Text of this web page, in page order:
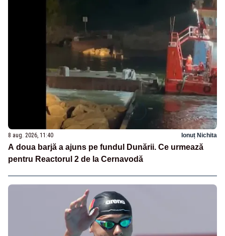
8 aug. 2026, 11:40 Ionuț Nichita
A doua barjă a ajuns pe fundul Dunării. Ce urmează
pentru Reactorul 2 de la Cernavodă